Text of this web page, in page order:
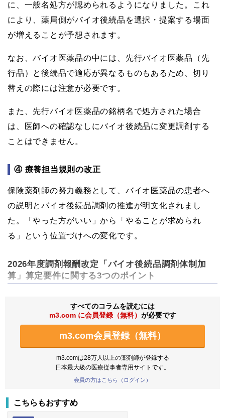
に、一般名処方が認められるようになりました。これ
により、薬局側がバイオ後続品を選択・提案する場面
が増えることが予想されます。
なお、バイオ医薬品の中には、先行バイオ医薬品（先
行品）と後続品で適応が異なるものもあるため、切り
替えの際には注意が必要です。
また、先行バイオ医薬品の銘柄名で処方された場合
は、医師への確認なしにバイオ後続品に変更調剤する
ことはできません。
④ 療養担当規則の改正
保険薬剤師の努力義務として、バイオ医薬品の患者へ
の説明とバイオ後続品調剤の推進が明文化されまし
た。「やった方がいい」から「やることが求められ
る」という位置づけへの変化です。
2026年度調剤報酬改定「バイオ後続品調剤体制加
算」算定要件に関する3つのポイント
すべてのコラムを読むには
m3.com に会員登録（無料） が必要です
m3.com会員登録（無料）
m3.comは28万人以上の薬剤師が登録する
日本最大級の医療従事者専用サイトです。
会員の方はこちら（ログイン）
こちらもおすすめ